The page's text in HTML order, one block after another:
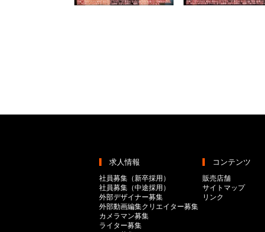
求人情報
社員募集（新卒採用）
社員募集（中途採用）
外部デザイナー募集
外部動画編集クリエイター募集
カメラマン募集
ライター募集
コンテンツ
販売店舗
サイトマップ
リンク